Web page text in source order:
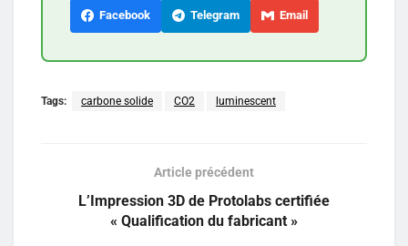
Facebook Telegram Email
Tags: carbone solide CO2 luminescent
Article précédent
L’Impression 3D de Protolabs certifiée
« Qualification du fabricant »